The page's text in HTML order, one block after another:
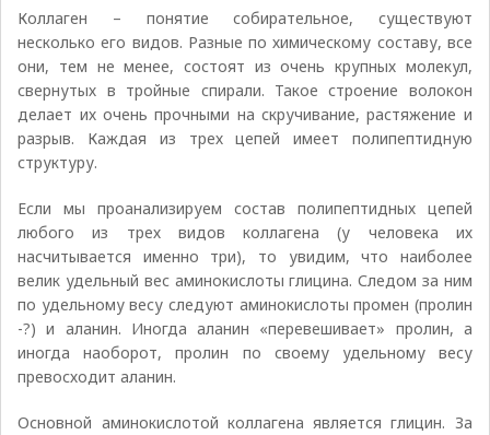
Коллаген – понятие собирательное, существуют
несколько его видов. Разные по химическому составу, все
они, тем не менее, состоят из очень крупных молекул,
свернутых в тройные спирали. Такое строение волокон
делает их очень прочными на скручивание, растяжение и
разрыв. Каждая из трех цепей имеет полипептидную
структуру.
Если мы проанализируем состав полипептидных цепей
любого из трех видов коллагена (у человека их
насчитывается именно три), то увидим, что наиболее
велик удельный вес аминокислоты глицина. Следом за ним
по удельному весу следуют аминокислоты промен (пролин
-?) и аланин. Иногда аланин «перевешивает» пролин, а
иногда наоборот, пролин по своему удельному весу
превосходит аланин.
Основной аминокислотой коллагена является глицин. За